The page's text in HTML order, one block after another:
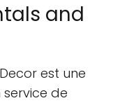
and
est une
de